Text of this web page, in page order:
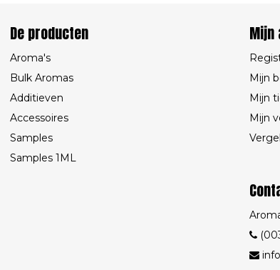
De producten
Aroma's
Bulk Aromas
Additieven
Accessoires
Samples
Samples 1ML
Mijn
Mijn
Mijn
Mijn